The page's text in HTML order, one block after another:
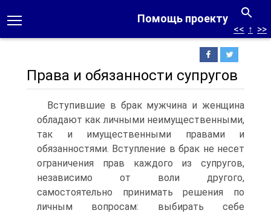
Помощь проекту
<< ↑ >>
Права и обязанности супругов
Вступившие в брак мужчина и женщина
обладают как личными неимущественными,
так и имущественными правами и
обязанностями. Вступление в брак не несет
ограничения прав каждого из супругов,
независимо от воли другого,
самостоятельно принимать решения по
личным вопросам: выбирать себе